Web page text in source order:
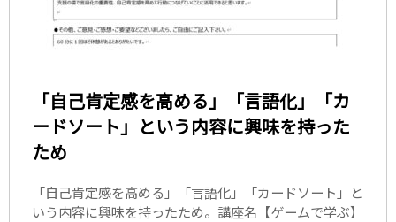
「自己肯定感を高める」「言語化」「カ
ードソート」という内容に興味を持った
ため
「自己肯定感を高める」「言語化」「カードソート」と
いう内容に興味を持ったため。講座名【ゲームで学ぶ】